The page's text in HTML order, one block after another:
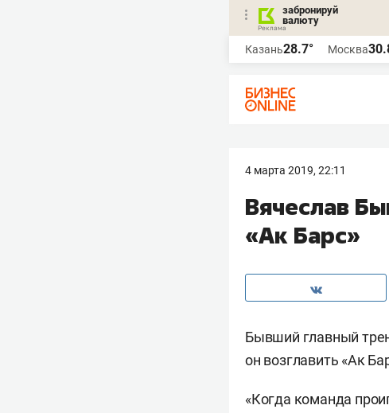
забронируй
валюту
Казань28.7° Москва
4 марта 2019, 22:11
Вячеслав
«Ак Барс»
Бывший главный
он возглавить «Ак
«Когда команда